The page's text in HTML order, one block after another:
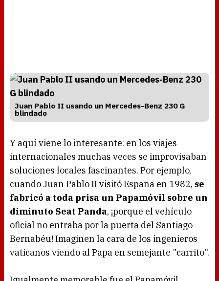
Juan Pablo II usando un Mercedes-Benz 230 G
blindado
Y aquí viene lo interesante: en los viajes
internacionales muchas veces se improvisaban
soluciones locales fascinantes. Por ejemplo,
cuando Juan Pablo II visitó España en 1982, se
fabricó a toda prisa un Papamóvil sobre un
diminuto Seat Panda, ¡porque el vehículo
oficial no entraba por la puerta del Santiago
Bernabéu! Imaginen la cara de los ingenieros
vaticanos viendo al Papa en semejante "carrito".